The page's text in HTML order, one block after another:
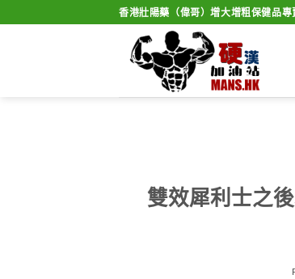
to
香港壯陽藥（偉哥）增大增粗保健品專
雙效犀利士之